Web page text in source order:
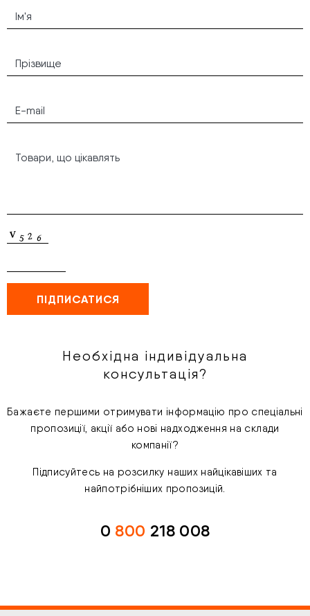
Необхідна індивідуальна
консультація?
Бажаєте першими отримувати інформацію про спеціальні
пропозиції, акції або нові надходження на склади
компанії?
Підписуйтесь на розсилку наших найцікавіших та
найпотрібніших пропозицій.
0 800 218 008